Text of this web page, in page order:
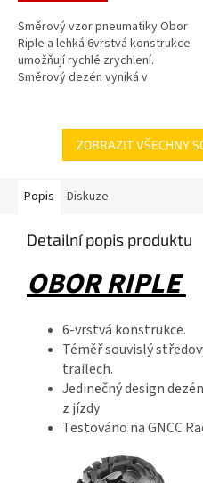
Směrový vzor pneumatiky Obor
Riple a lehká 6vrstvá konstrukce
umožňují rychlé zrychlení.
Směrový dezén vyniká v
ZOBRAZIT VŠECHNY
Popis Diskuze
Detailní popis produktu
OBOR RIPLE
6-vrstvá konstrukce.
Téměř souvislý
trailech.
Jedinečný design
z jízdy
Testováno na GNCC